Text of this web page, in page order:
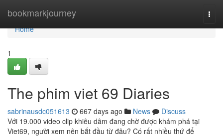
bookmarkjourney
Home
Home
1
The phim viet 69 Diaries
sabrinausdc051613 667 days ago News
Discuss
Với 19.000 video clip khiêu dâm đang chờ được khám phá tại
Viet69, người xem nên bắt đầu từ đâu? Có rất nhiều thứ để